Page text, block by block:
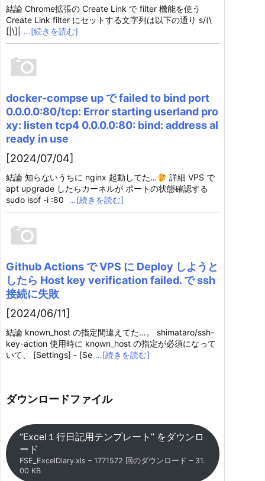
結論 Chrome拡張の Create Link で filter 機能を使う
Create Link filter にセットする文字列は以下の通り s/(\
[|\]|
…[続きを読む]
docker-compse up で failed to bind port
0.0.0.0:80/tcp: Error starting userland pro
xy: listen tcp4 0.0.0.0:80: bind: address al
ready in use
[2024/07/04]
結論 知らないうちに nginx 起動してた…
詳細 VPS で
apt upgrade したらカーネルが ポートの状態確認する
sudo lsof -i :80
…[続きを読む]
Github Actions で VPS に Deploy しようと
したら Host key verification failed. で ssh
接続に失敗
[2024/06/11]
結論 known_host の指定間違えてた…。 shimataro/ssh-
key-action 使用時に known_host の指定が必須になって
いて、 [Settings] - [Se …[続きを読む]
ダウンロードファイル
“Excel１行日記用テンプレート” をダウンロ
ード
FSE_ExcelDiary.xls – 1771572 回のダウンロード – 31.
00 KB